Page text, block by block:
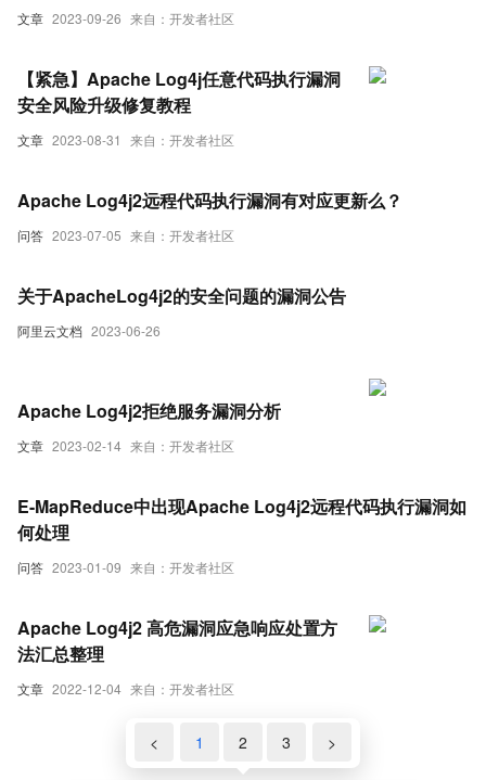
文章 2023-09-26 来自：开发者社区
文章 2023-08-31 来自：开发者社区
【紧急】Apache Log4j任意代码执行漏洞
安全风险升级修复教程
问答 2023-07-05 来自：开发者社区
Apache Log4j2远程代码执行漏洞有对应更新么？
阿里云文档 2023-06-26
关于ApacheLog4j2的安全问题的漏洞公告
文章 2023-02-14 来自：开发者社区
Apache Log4j2拒绝服务漏洞分析
问答 2023-01-09 来自：开发者社区
E-MapReduce中出现Apache Log4j2远程代码执行漏洞如
何处理
文章 2022-12-04 来自：开发者社区
Apache Log4j2 高危漏洞应急响应处置方
法汇总整理
< 1 2 3 >